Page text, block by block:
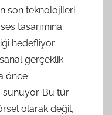
son teknolojileri
tasarımına
hedefliyor.
gerçeklik
önce
Bu tür
olarak değil,